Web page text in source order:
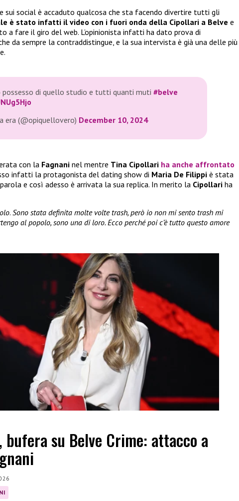
sui social è accaduto qualcosa che sta facendo divertire tutti gli
è stato infatti il video con i fuori onda della Cipollari a Belve e
a fare il giro del web. L’opinionista infatti ha dato prova di
da sempre la contraddistingue, e la sua intervista è già una delle più
possesso di quello studio e tutti quanti muti #belve
era (@opiquellovero) December 10, 2024
con la Fagnani nel mentre Tina Cipollari ha anche affrontato
infatti la protagonista del dating show di Maria De Filippi è stata
e così adesso è arrivata la sua replica. In merito la Cipollari ha
. Sono stata definita molte volte trash, però io non mi sento trash mi
al popolo, sono una di loro. Ecco perché poi c’è tutto questo amore
bufera su Belve Crime: attacco a